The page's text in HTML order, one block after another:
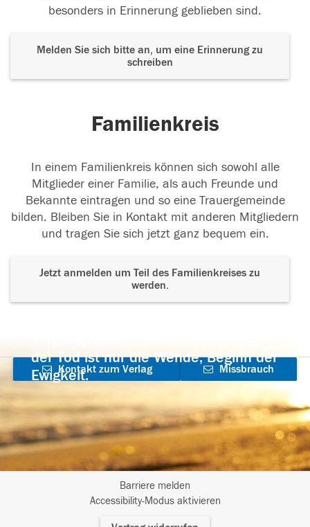
besonders in Erinnerung geblieben sind.
Melden Sie sich bitte an, um eine Erinnerung zu
schreiben
Familienkreis
In einem Familienkreis können sich sowohl alle
Mitglieder einer Familie, als auch Freunde und
Bekannte eintragen und so eine Trauergemeinde
bilden. Bleiben Sie in Kontakt mit anderen Mitgliedern
und tragen Sie sich jetzt ganz bequem ein.
Jetzt anmelden um Teil des Familienkreises zu
werden.
der Tod ist nur die Wende, Beginn der
Ewigkeit.
Kontakt zum Verlag
aufnehmen
Missbrauch
Barriere melden
Accessibility-Modus aktivieren